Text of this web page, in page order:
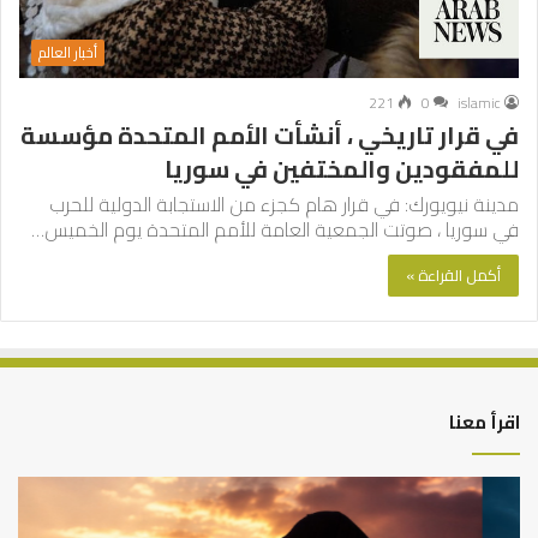
أخبار العالم
islamic
0
221
في قرار تاريخي ، أنشأت الأمم المتحدة مؤسسة
للمفقودين والمختفين في سوريا
مدينة نيويورك: في قرار هام كجزء من الاستجابة الدولية للحرب
في سوريا ، صوتت الجمعية العامة للأمم المتحدة يوم الخميس…
أكمل القراءة »
اقرأ معنا
كيف